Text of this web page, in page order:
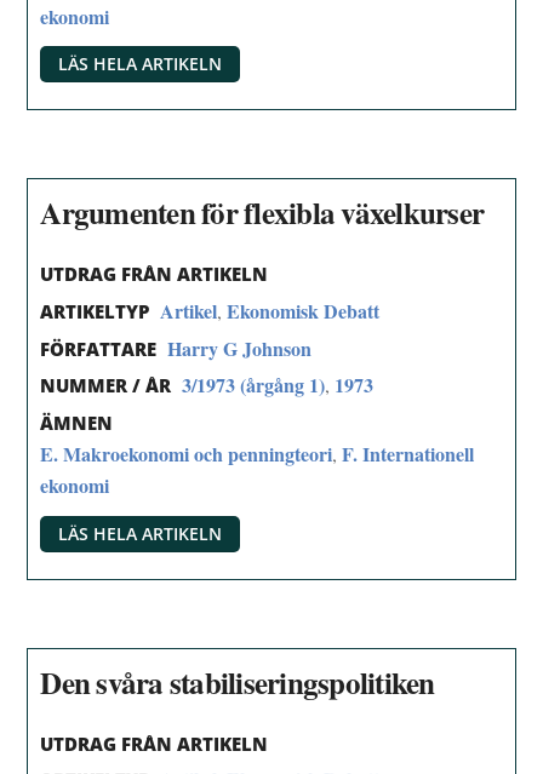
ekonomi
LÄS HELA ARTIKELN
Argumenten för flexibla växelkurser
UTDRAG FRÅN ARTIKELN
ARTIKELTYP Artikel,Ekonomisk Debatt
FÖRFATTARE Harry G Johnson
NUMMER / ÅR 3/1973 (årgång 1), 1973
ÄMNEN
E. Makroekonomi och penningteori,F. Internationell
ekonomi
LÄS HELA ARTIKELN
Den svåra stabiliseringspolitiken
UTDRAG FRÅN ARTIKELN